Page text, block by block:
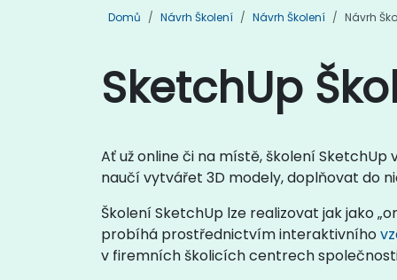
Domů Návrh Školení Návrh Školení Návrh
SketchUp
Ať už online či na místě, školení
naučí vytvářet 3D modely, doplňovat do
Školení SketchUp lze realizovat jak jako
probíhá prostřednictvím interaktivního
v firemních školicích centrech